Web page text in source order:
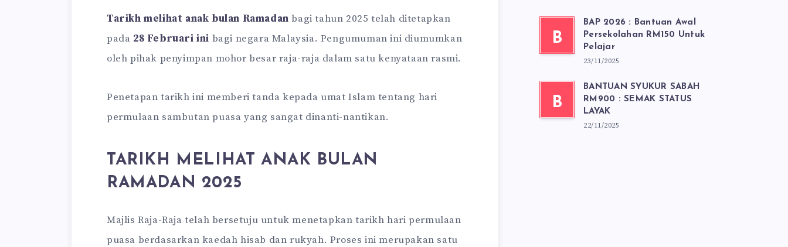
Tarikh melihat anak bulan Ramadan bagi tahun 2025 telah ditetapkan
pada 28 Februari ini bagi negara Malaysia. Pengumuman ini diumumkan
oleh pihak penyimpan mohor besar raja-raja dalam satu kenyataan rasmi.
Penetapan tarikh ini memberi tanda kepada umat Islam tentang hari
permulaan sambutan puasa yang sangat dinanti-nantikan.
TARIKH MELIHAT ANAK BULAN
RAMADAN 2025
Majlis Raja-Raja telah bersetuju untuk menetapkan tarikh hari permulaan
puasa berdasarkan kaedah hisab dan rukyah. Proses ini merupakan satu
B
BAP 2026 : Bantuan Awal
Persekolahan RM150 Untuk
Pelajar
23/11/2025
B
BANTUAN SYUKUR SABAH
RM900 : SEMAK STATUS
LAYAK
22/11/2025